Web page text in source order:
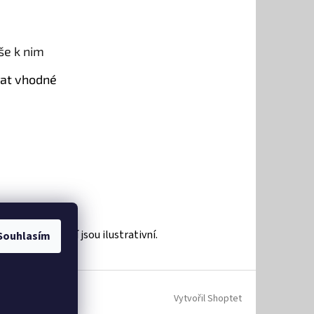
k nim
vhodné
a zboží jsou ilustrativní.
Vytvořil Shoptet